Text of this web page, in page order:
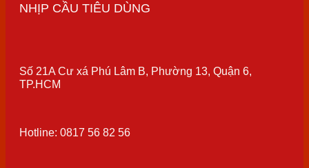
NHỊP CẦU TIÊU DÙNG
Số 21A Cư xá Phú Lâm B, Phường 13, Quận 6,
TP.HCM
Hotline: 0817 56 82 56